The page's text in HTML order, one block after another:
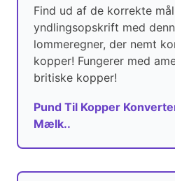
Find ud af de korrekte
yndlingsopskrift med
lommeregner, der nemt
kopper! Fungerer med
britiske kopper!
Pund Til Kopper
Mælk..